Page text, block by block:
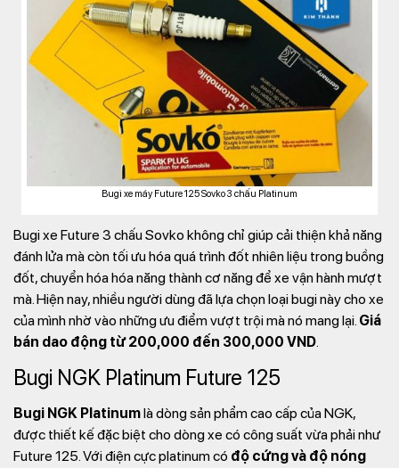
Bugi xe máy Future 125 Sovko 3 chấu Platinum
Bugi xe Future 3 chấu Sovko không chỉ giúp cải thiện khả năng
đánh lửa mà còn tối ưu hóa quá trình đốt nhiên liệu trong buồng
đốt, chuyển hóa hóa năng thành cơ năng để xe vận hành mượt
mà. Hiện nay, nhiều người dùng đã lựa chọn loại bugi này cho xe
của mình nhờ vào những ưu điểm vượt trội mà nó mang lại. Giá
bán dao động từ 200,000 đến 300,000 VND.
Bugi NGK Platinum Future 125
Bugi NGK Platinumlà dòng sản phẩm cao cấp của NGK,
được thiết kế đặc biệt cho dòng xe có công suất vừa phải như
Future 125. Với điện cực platinum có độ cứng và độ nóng